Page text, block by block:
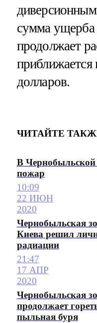
сумма ущерба
продолжает
долларов.
ЧИТАЙТЕ
В Чернобыльской
пожар
10:09
22 ИЮН
2020
Чернобыльская
Киева решил
радиации
21:47
17 АПР
2020
Чернобыльская
продолжает
пыльная буря